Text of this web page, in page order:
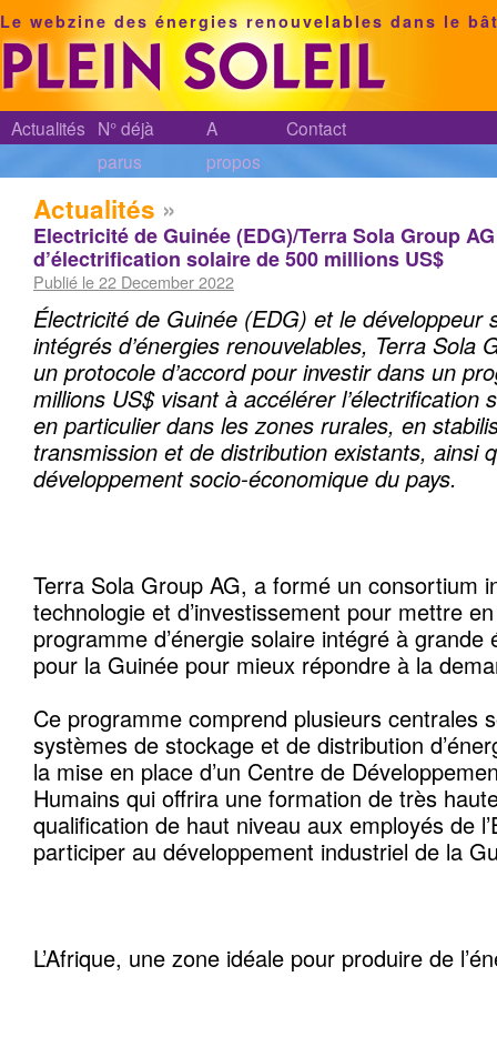
Le webzine des énergies renouvelables dans le
Actualités N° déjà
parus
A
propos
Contact
Actualités »
Electricité de Guinée (EDG)/Terra Sola Group
d’électrification solaire de 500 millions US$
Publié le 22 December 2022
Électricité de Guinée (EDG) et le développeur
intégrés d’énergies renouvelables, Terra Sola
un protocole d’accord pour investir dans un
millions US$ visant à accélérer l’électrification
en particulier dans les zones rurales, en
transmission et de distribution existants, ainsi
développement socio-économique du pays.
Terra Sola Group AG, a formé un consortium
technologie et d’investissement pour mettre
programme d’énergie solaire intégré à grande
pour la Guinée pour mieux répondre à la
Ce programme comprend plusieurs centrales
systèmes de stockage et de distribution
la mise en place d’un Centre de
Humains qui offrira une formation de très
qualification de haut niveau aux employés de
participer au développement industriel de la
L’Afrique, une zone idéale pour produire de